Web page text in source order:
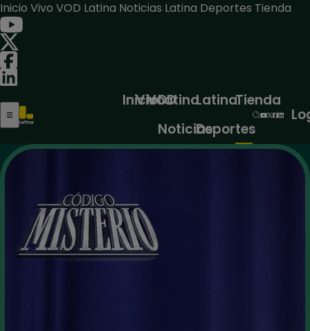
Inicio Vivo VOD Latina Noticias Latina Deportes Tienda
Inicio
Vivo
VOD
Latina
Noticias
Latina
Deportes
Tienda